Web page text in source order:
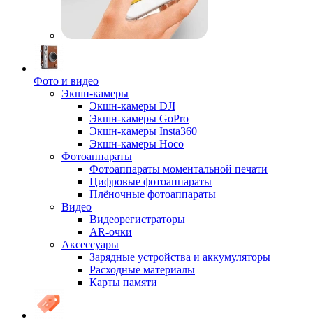
Фото и видео
Экшн-камеры
Экшн-камеры DJI
Экшн-камеры GoPro
Экшн-камеры Insta360
Экшн-камеры Hoco
Фотоаппараты
Фотоаппараты моментальной печати
Цифровые фотоаппараты
Плёночные фотоаппараты
Видео
Видеорегистраторы
AR-очки
Аксессуары
Зарядные устройства и аккумуляторы
Расходные материалы
Карты памяти